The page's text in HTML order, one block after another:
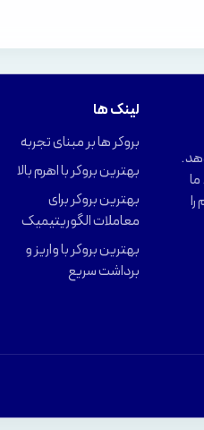
میدهد.
لینک ها
بروکر ها بر مبنای تجربه
بهترین بروکر با اهرم بالا
بهترین بروکر برای
معاملات الگوریتیمیک
بهترین بروکر با واریز و
برداشت سریع